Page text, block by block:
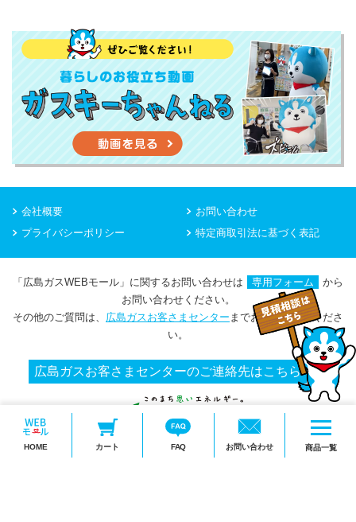
HOME カート FAQ お問い合わせ
メ
ニ
商品一覧
会社概要
お問い合わせ
プライバシーポリシー
特定商取引法に基づく表記
「広島ガスWEBモール」に関するお問い合わせは 専用フォーム
から
お問い合わせください。
その他のご質問は、 広島ガスお客さまセンター までお問い合わせくださ
い。
広島ガスお客さまセンターのご連絡先はこちら
Copyright(c) HIROSHIMA GAS Co.,Ltd.